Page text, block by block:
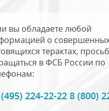
вы обладаете любой
о
терактах,
в ФСБ России по
224-22-22 8 (800)